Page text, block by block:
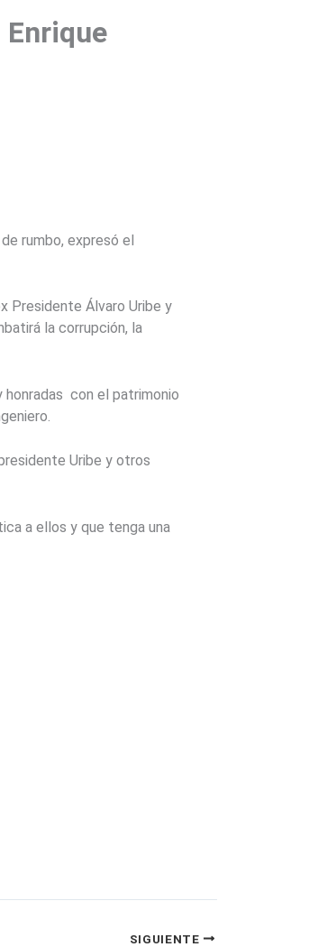
rumbo, expresó el
Presidente Álvaro Uribe y
la corrupción, la
con el patrimonio
Uribe y otros
a ellos y que tenga una
SIGUIENTE